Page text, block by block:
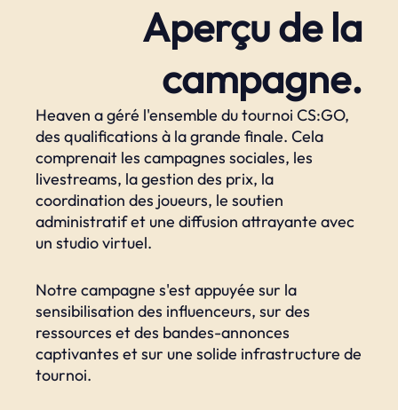
Aperçu de la
campagne.
Heaven a géré l'ensemble du tournoi CS:GO,
des qualifications à la grande finale. Cela
comprenait les campagnes sociales, les
livestreams, la gestion des prix, la
coordination des joueurs, le soutien
administratif et une diffusion attrayante avec
un studio virtuel.
Notre campagne s'est appuyée sur la
sensibilisation des influenceurs, sur des
ressources et des bandes-annonces
captivantes et sur une solide infrastructure de
tournoi.